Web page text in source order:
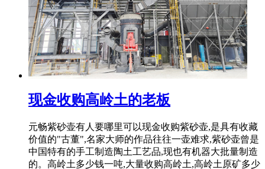
现金收购高岭土的老板
元畅紫砂壶有人要哪里可以现金收购紫砂壶,是具有收藏
价值的"古董",名家大师的作品往往一壶难求,紫砂壶曾是
中国特有的手工制造陶土工艺品,现也有机器大批量制造
的。高岭土多少钱一吨,大量收购高岭土,高岭土原矿多少